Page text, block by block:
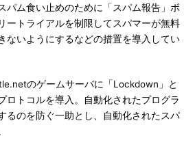
パム食い止めのために「スパム報告」ボ
ートライアルを制限してスパマーが無料
ないようにするなどの措置を導入してい
のゲームサーバに「Lockdown」と
ロトコルを導入。自動化されたプログラ
るのを防ぐ一助とし、自動化されたスパ